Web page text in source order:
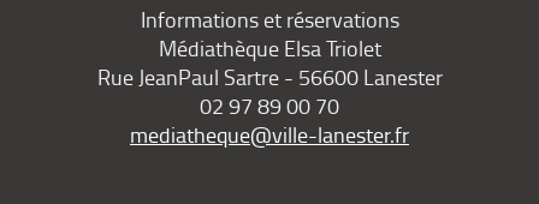
Informations et réservations
Médiathèque Elsa Triolet
Rue JeanPaul Sartre - 56600 Lanester
02 97 89 00 70
mediatheque@ville-lanester.fr